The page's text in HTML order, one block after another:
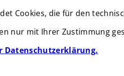
Cookies, die für den
nur mit Ihrer Zustimmung
Datenschutzerklärung.